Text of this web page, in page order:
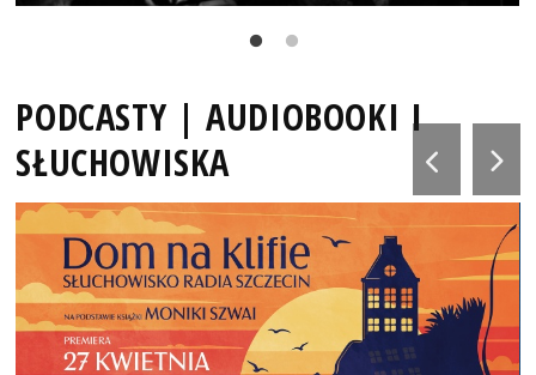
PODCASTY | AUDIOBOOKI I
SŁUCHOWISKA